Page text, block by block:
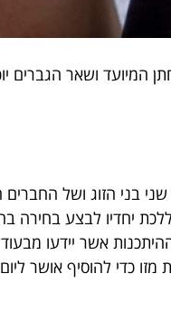
ושאר הגברים
בני הזוג ושל החברים
יחדיו לבצע בחירה
אשר יידעו
כדי להוסיף אושר